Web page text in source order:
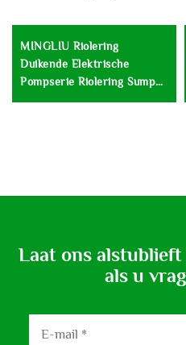
MINGLIU Riolering
Duikende Elektrische
Pompserie Riolering Sump
Afval Duikende Waterpomp
Laat ons
als u